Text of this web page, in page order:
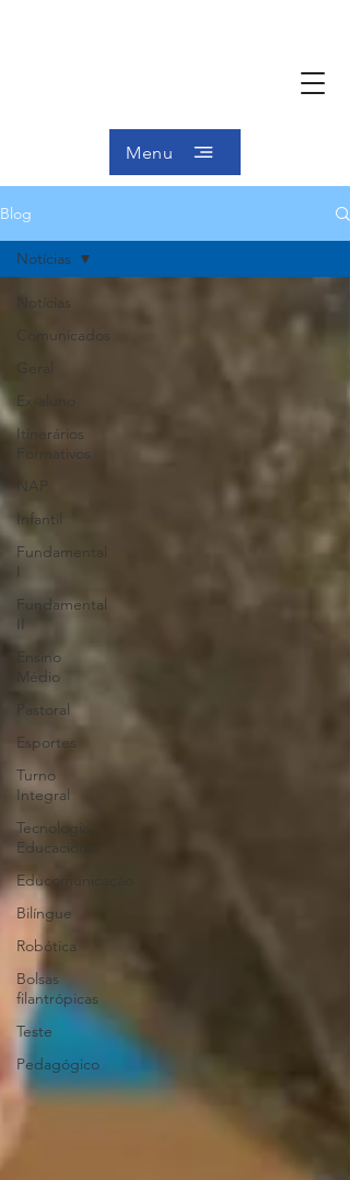
Menu
Blog
Notícias
Comunicados
Ex-aluno
Itinerários
Formativos
NAP
Infantil
Fundamental
I
Fundamental
Ensino
Médio
Pastoral
Esportes
Turno
Integral
Tecnologia
Educacional
Educomunicação
Bilíngue
Robótica
Bolsas
filantrópicas
Teste
Pedagógico
Notícias